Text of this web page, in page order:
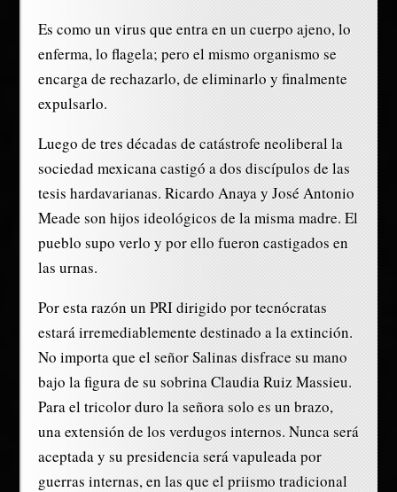
Es como un virus que entra en un cuerpo ajeno, lo
enferma, lo flagela; pero el mismo organismo se
encarga de rechazarlo, de eliminarlo y finalmente
expulsarlo.
Luego de tres décadas de catástrofe neoliberal la
sociedad mexicana castigó a dos discípulos de las
tesis hardavarianas. Ricardo Anaya y José Antonio
Meade son hijos ideológicos de la misma madre. El
pueblo supo verlo y por ello fueron castigados en
las urnas.
Por esta razón un PRI dirigido por tecnócratas
estará irremediablemente destinado a la extinción.
No importa que el señor Salinas disfrace su mano
bajo la figura de su sobrina Claudia Ruiz Massieu.
Para el tricolor duro la señora solo es un brazo,
una extensión de los verdugos internos. Nunca será
aceptada y su presidencia será vapuleada por
guerras internas, en las que el priismo tradicional